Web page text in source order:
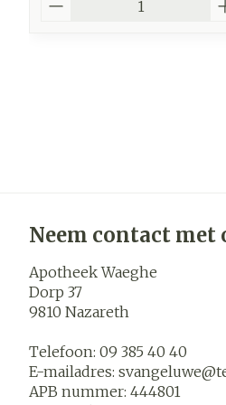
Neem contact met
Apotheek Waeghe
Dorp 37
9810 Nazareth
Telefoon: 09 385 40 40
E-mailadres: svangeluwe@
APB nummer: 444801